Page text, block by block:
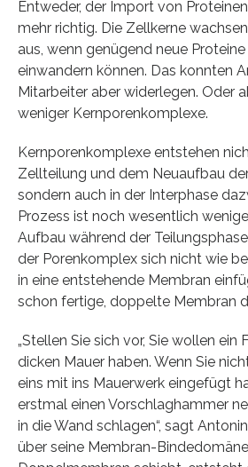
Entweder, der Import von
mehr richtig. Die Zellkerne
aus, wenn genügend neue
einwandern können. Das konnten
Mitarbeiter aber widerlegen. Oder
weniger Kernporenkomplexe.
Kernporenkomplexe entstehen
Zellteilung und dem Neuaufbau
sondern auch in der Interphase
Prozess ist noch wesentlich
Aufbau während der
der Porenkomplex sich nicht wie
in eine entstehende Membran
schon fertige, doppelte Membran
„Stellen Sie sich vor, Sie wollen ein
dicken Mauer haben. Wenn Sie
eins mit ins Mauerwerk eingefügt
erstmal einen Vorschlaghammer
in die Wand schlagen“, sagt
über seine Membran-